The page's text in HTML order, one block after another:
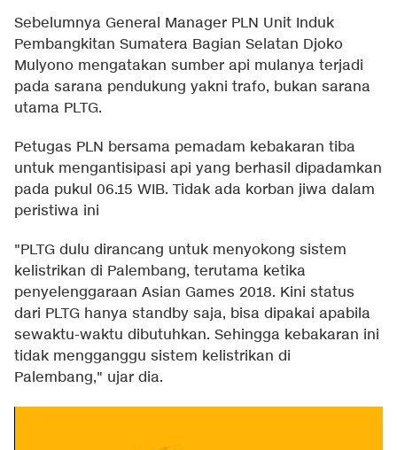
Sebelumnya General Manager PLN Unit Induk
Pembangkitan Sumatera Bagian Selatan Djoko
Mulyono mengatakan sumber api mulanya terjadi
pada sarana pendukung yakni trafo, bukan sarana
utama PLTG.
Petugas PLN bersama pemadam kebakaran tiba
untuk mengantisipasi api yang berhasil dipadamkan
pada pukul 06.15 WIB. Tidak ada korban jiwa dalam
peristiwa ini
"PLTG dulu dirancang untuk menyokong sistem
kelistrikan di Palembang, terutama ketika
penyelenggaraan Asian Games 2018. Kini status
dari PLTG hanya standby saja, bisa dipakai apabila
sewaktu-waktu dibutuhkan. Sehingga kebakaran ini
tidak mengganggu sistem kelistrikan di
Palembang," ujar dia.